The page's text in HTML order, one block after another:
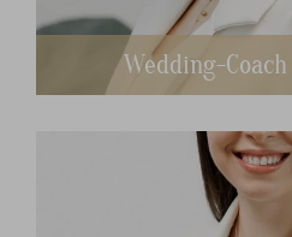
Wedding-